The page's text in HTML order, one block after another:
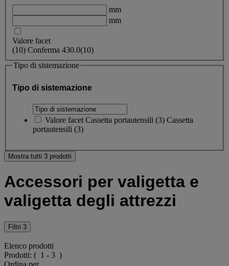
mm
mm
Valore facet
(10) Conferma 430.0(10)
Tipo di sistemazione
Tipo di sistemazione
Valore facet Cassetta portautensili (3) Cassetta
portautensili (3)
Mostra tutti 3 prodotti
Accessori per valigetta e
valigetta degli attrezzi
Filtri 3
Elenco prodotti
Prodotti: ( 1 - 3 )